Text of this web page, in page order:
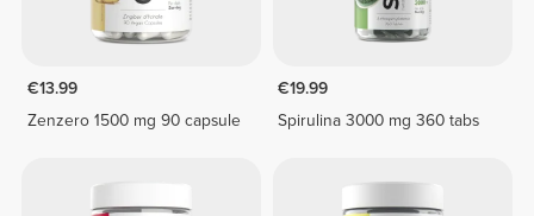
€13.99
Zenzero 1500 mg 90 capsule
€19.99
Spirulina 3000 mg 360 tabs